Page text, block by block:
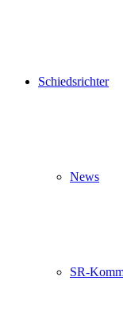
Schiedsrichter
News
SR-